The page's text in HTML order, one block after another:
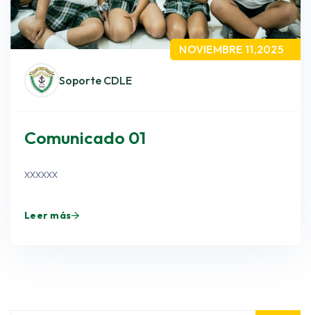
Soporte CDLE
NOVIEMBRE 11,2025
Comunicado 01
xxxxxx
Leer más